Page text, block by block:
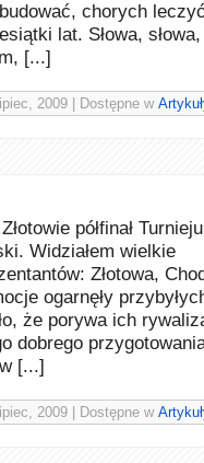
chorych
lat. Słowa,
[...]
2009 | Dostępne w
półfinał
Widziałem wielkie
Złotowa,
ogarnęły
że porywa ich
dobrego
[...]
2009 | Dostępne w